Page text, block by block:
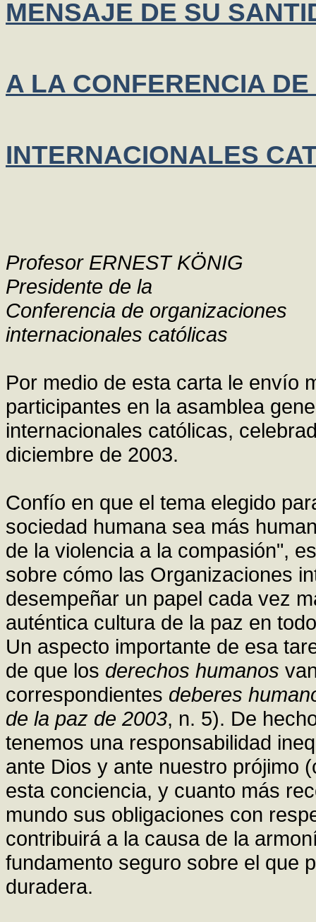
MENSAJE DE SU
A LA CONFERENCIA
INTERNACIONALES
Profesor ERNEST KÖNIG
Presidente de la
Conferencia de organizaciones
internacionales católicas
Por medio de esta carta le envío
participantes en la asamblea
internacionales católicas,
diciembre de 2003.
Confío en que el tema elegido
sociedad humana sea más
de la violencia a la compasión",
sobre cómo las Organizaciones
desempeñar un papel cada vez
auténtica cultura de la paz en
Un aspecto importante de esa
de que los derechos humanos
correspondientes deberes
de la paz de 2003, n. 5). De
tenemos una responsabilidad
ante Dios y ante nuestro prójimo
esta conciencia, y cuanto más
mundo sus obligaciones con
contribuirá a la causa de la
fundamento seguro sobre el que
duradera.